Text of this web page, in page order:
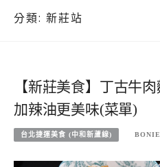
分類: 新莊站
【新莊美食】丁古牛
加辣油更美味(菜單)
台北捷運美食 (中和新蘆線)